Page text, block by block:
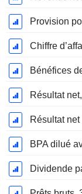
Provision
Chiffre
Résultat
Résultat
BPA dilué
Dividende